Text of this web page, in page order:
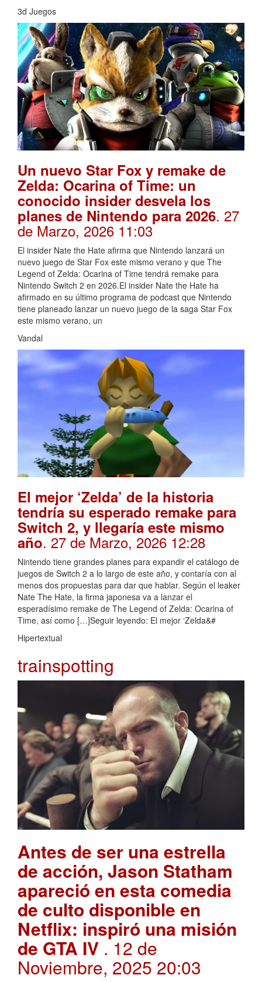
3d Juegos
Un nuevo Star Fox y remake de
Zelda: Ocarina of Time: un
conocido insider desvela los
planes de Nintendo para 2026. 27
de Marzo, 2026 11:03
El insider Nate the Hate afirma que Nintendo lanzará un
nuevo juego de Star Fox este mismo verano y que The
Legend of Zelda: Ocarina of Time tendrá remake para
Nintendo Switch 2 en 2026.El insider Nate the Hate ha
afirmado en su último programa de podcast que Nintendo
tiene planeado lanzar un nuevo juego de la saga Star Fox
este mismo verano, un
Vandal
El mejor ‘Zelda’ de la historia
tendría su esperado remake para
Switch 2, y llegaría este mismo
año. 27 de Marzo, 2026 12:28
Nintendo tiene grandes planes para expandir el catálogo de
juegos de Switch 2 a lo largo de este año, y contaría con al
menos dos propuestas para dar que hablar. Según el leaker
Nate The Hate, la firma japonesa va a lanzar el
esperadísimo remake de The Legend of Zelda: Ocarina of
Time, así como […]Seguir leyendo: El mejor ‘Zelda&#
Hipertextual
trainspotting
Antes de ser una estrella
de acción, Jason Statham
apareció en esta comedia
de culto disponible en
Netflix: inspiró una misión
de GTA IV . 12 de
Noviembre, 2025 20:03